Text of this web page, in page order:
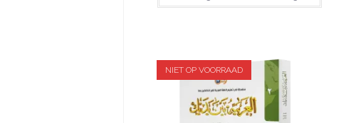
NIET OP VOORRAAD